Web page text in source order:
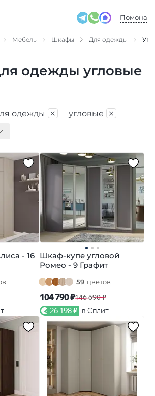
Помона
Мебель Шкафы Для одежды
одежды угловые
одежды × угловые ×
- 16 Шкаф-купе угловой
Ромео - 9 Графит
59 цветов
104 790 ₽146 690 ₽
26 198 ₽ в Сплит